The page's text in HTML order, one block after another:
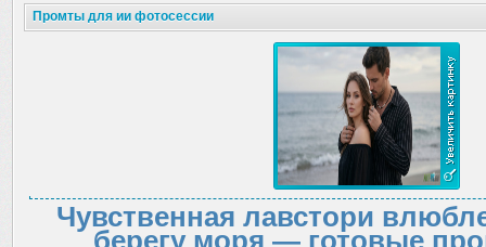
Промты для ии фотосессии
Чувственная лавстори
берегу моря — готовые